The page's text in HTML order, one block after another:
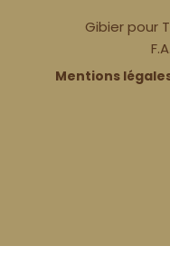
Gibier pour
Mentions